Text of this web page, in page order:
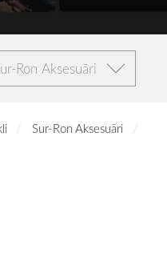
Ron Aksesuāri
Sur-Ron Aksesuāri